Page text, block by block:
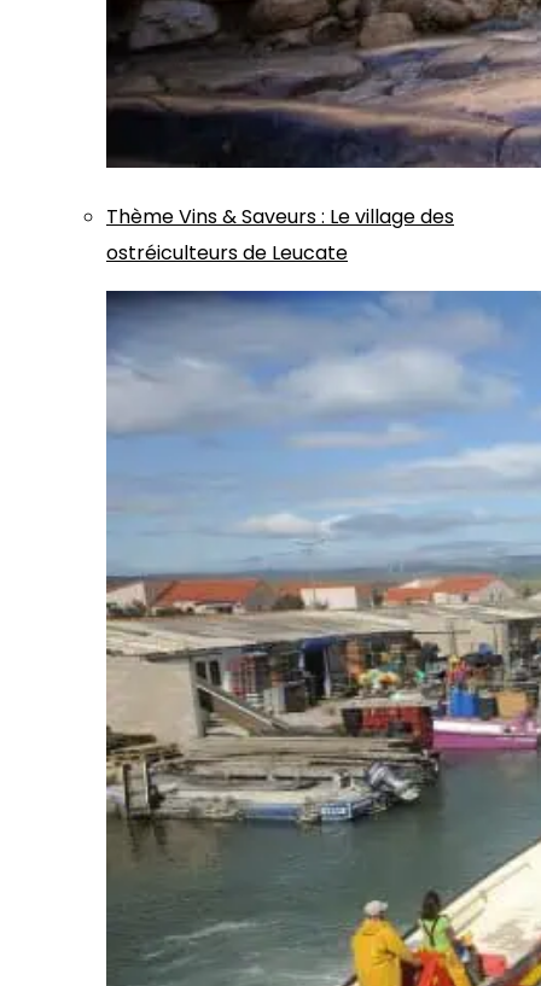
ThèmeVins & Saveurs: Le village des
ostréiculteurs de Leucate